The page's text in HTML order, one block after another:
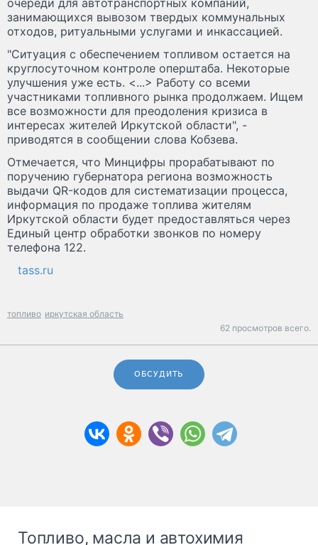
очереди для автотранспортных компаний,
занимающихся вывозом твердых коммунальных
отходов, ритуальными услугами и инкассацией.
"Ситуация с обеспечением топливом остается на
круглосуточном контроле оперштаба. Некоторые
улучшения уже есть. <...> Работу со всеми
участниками топливного рынка продолжаем. Ищем
все возможности для преодоления кризиса в
интересах жителей Иркутской области", -
приводятся в сообщении слова Кобзева.
Отмечается, что Минцифры прорабатывают по
поручению губернатора региона возможность
выдачи QR-кодов для систематизации процесса,
информация по продаже топлива жителям
Иркутской области будет предоставляться через
Единый центр обработки звонков по номеру
телефона 122.
tass.ru
топливо иркутская область
62 просмотров всего.
ОБСУДИТЬ
Топливо, масла и автохимия